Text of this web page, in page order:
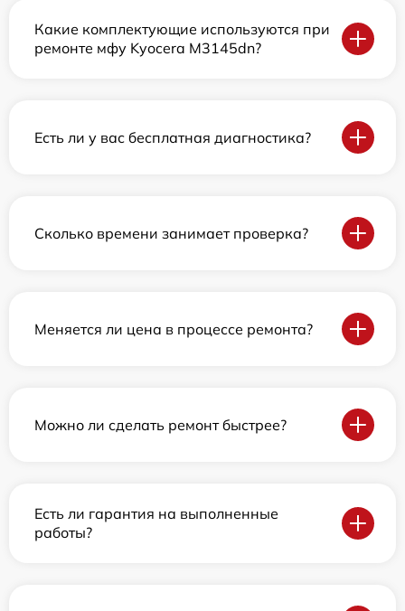
Какие комплектующие используются при
ремонте мфу Kyocera M3145dn?
Есть ли у вас бесплатная диагностика?
Сколько времени занимает проверка?
Меняется ли цена в процессе ремонта?
Можно ли сделать ремонт быстрее?
Есть ли гарантия на выполненные
работы?